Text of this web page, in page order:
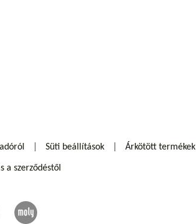
Süti beállítások Árkötött termékek
a szerződéstől